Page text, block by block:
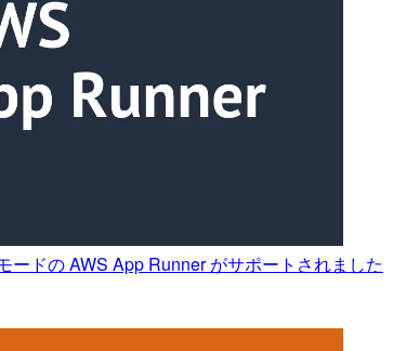
ドの AWS App Runner がサポートされました